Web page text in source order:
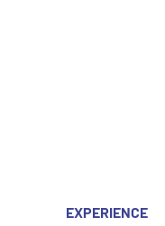
EXPERIENCE